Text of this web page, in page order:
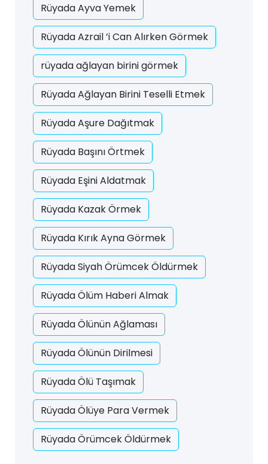
Rüyada Ayva Yemek
Rüyada Azrail ’i Can Alırken Görmek
rüyada ağlayan birini görmek
Rüyada Ağlayan Birini Teselli Etmek
Rüyada Aşure Dağıtmak
Rüyada Başını Örtmek
Rüyada Eşini Aldatmak
Rüyada Kazak Örmek
Rüyada Kırık Ayna Görmek
Rüyada Siyah Örümcek Öldürmek
Rüyada Ölüm Haberi Almak
Rüyada Ölünün Ağlaması
Rüyada Ölünün Dirilmesi
Rüyada Ölü Taşımak
Rüyada Ölüye Para Vermek
Rüyada Örümcek Öldürmek